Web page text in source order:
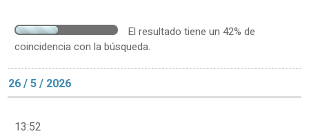
El resultado tiene un 42% de
coincidencia con la búsqueda.
26 / 5 / 2026
13:52